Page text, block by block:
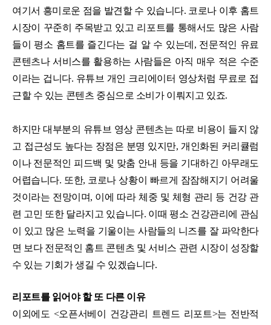
여기서 흥미로운 점을 발견할 수 있습니다. 코로나 이후 홈트
시장이 꾸준히 주목받고 있고 리포트를 통해서도 많은 사람
들이 평소 홈트를 즐긴다는 걸 알 수 있는데, 전문적인 유료
콘텐츠나 서비스를 활용하는 사람들은 아직 매우 적은 수준
이라는 겁니다. 유튜브 개인 크리에이터 영상처럼 무료로 접
근할 수 있는 콘텐츠 중심으로 소비가 이뤄지고 있죠.
하지만 대부분의 유튜브 영상 콘텐츠는 따로 비용이 들지 않
고 접근성도 높다는 장점은 분명 있지만, 개인화된 커리큘럼
이나 전문적인 피드백 및 맞춤 안내 등을 기대하긴 아무래도
어렵습니다. 또한, 코로나 상황이 빠르게 잠잠해지기 어려울
것이라는 전망이며, 이에 따라 체중 및 체형 관리 등 건강 관
련 고민 또한 달라지고 있습니다. 이때 평소 건강관리에 관심
이 있고 많은 노력을 기울이는 사람들의 니즈를 잘 파악한다
면 보다 전문적인 홈트 콘텐츠 및 서비스 관련 시장이 성장할
수 있는 기회가 생길 수 있겠습니다.
리포트를 읽어야 할 또 다른 이유
이외에도 <오픈서베이 건강관리 트렌드 리포트>는 전반적